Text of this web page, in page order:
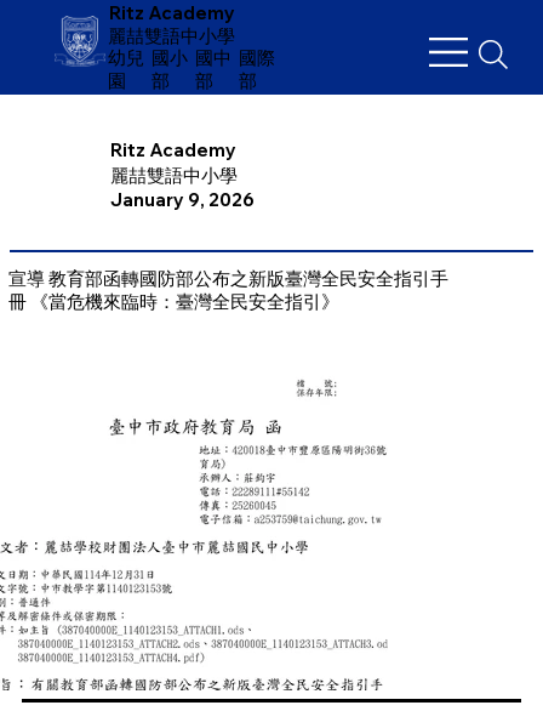
Ritz Academy
麗喆雙語中小學
幼兒
園
​國小
部
國中
部
國際
部
Ritz Academy
麗喆雙語中小學
January 9, 2026
宣導 教育部函轉國防部公布之新版臺灣全民安全指引手
冊 《當危機來臨時：臺灣全民安全指引》